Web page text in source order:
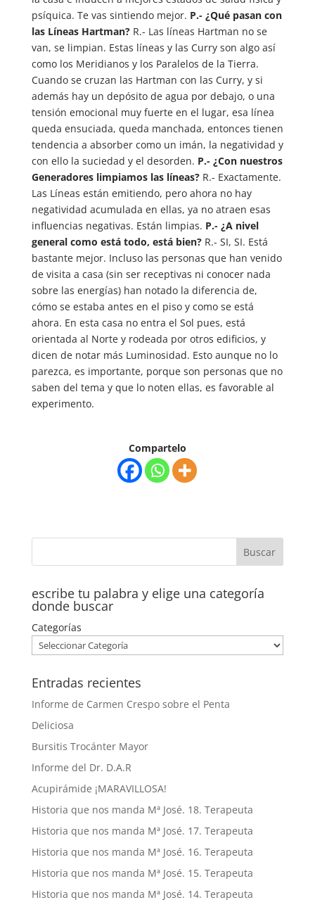
psíquica. Te vas sintiendo mejor. P.- ¿Qué pasan con
las Líneas Hartman?R.- Las líneas Hartman no se
van, se limpian. Estas líneas y las Curry son algo así
como los Meridianos y los Paralelos de la Tierra.
Cuando se cruzan las Hartman con las Curry, y si
además hay un depósito de agua por debajo, o una
tensión emocional muy fuerte en el lugar, esa línea
queda ensuciada, queda manchada, entonces tienen
tendencia a absorber como un imán, la negatividad y
con ello la suciedad y el desorden. P.- ¿Con nuestros
Generadores limpiamos las líneas?R.- Exactamente.
Las Líneas están emitiendo, pero ahora no hay
negatividad acumulada en ellas, ya no atraen esas
influencias negativas. Están limpias. P.- ¿A nivel
general como está todo, está bien?R.- SI, SI. Está
bastante mejor. Incluso las personas que han venido
de visita a casa (sin ser receptivas ni conocer nada
sobre las energías) han notado la diferencia de,
cómo se estaba antes en el piso y como se está
ahora. En esta casa no entra el Sol pues, está
orientada al Norte y rodeada por otros edificios, y
dicen de notar más Luminosidad. Esto aunque no lo
parezca, es importante, porque son personas que no
saben del tema y que lo noten ellas, es favorable al
experimento.
Compartelo
escribe tu palabra y elige una categoría
donde buscar
Categorías
Entradas recientes
Informe de Carmen Crespo sobre el Penta
Deliciosa
Bursitis Trocánter Mayor
Informe del Dr. D.A.R
Acupirámide ¡MARAVILLOSA!
Historia que nos manda Mª José. 18. Terapeuta
Historia que nos manda Mª José. 17. Terapeuta
Historia que nos manda Mª José. 16. Terapeuta
Historia que nos manda Mª José. 15. Terapeuta
Historia que nos manda Mª José. 14. Terapeuta